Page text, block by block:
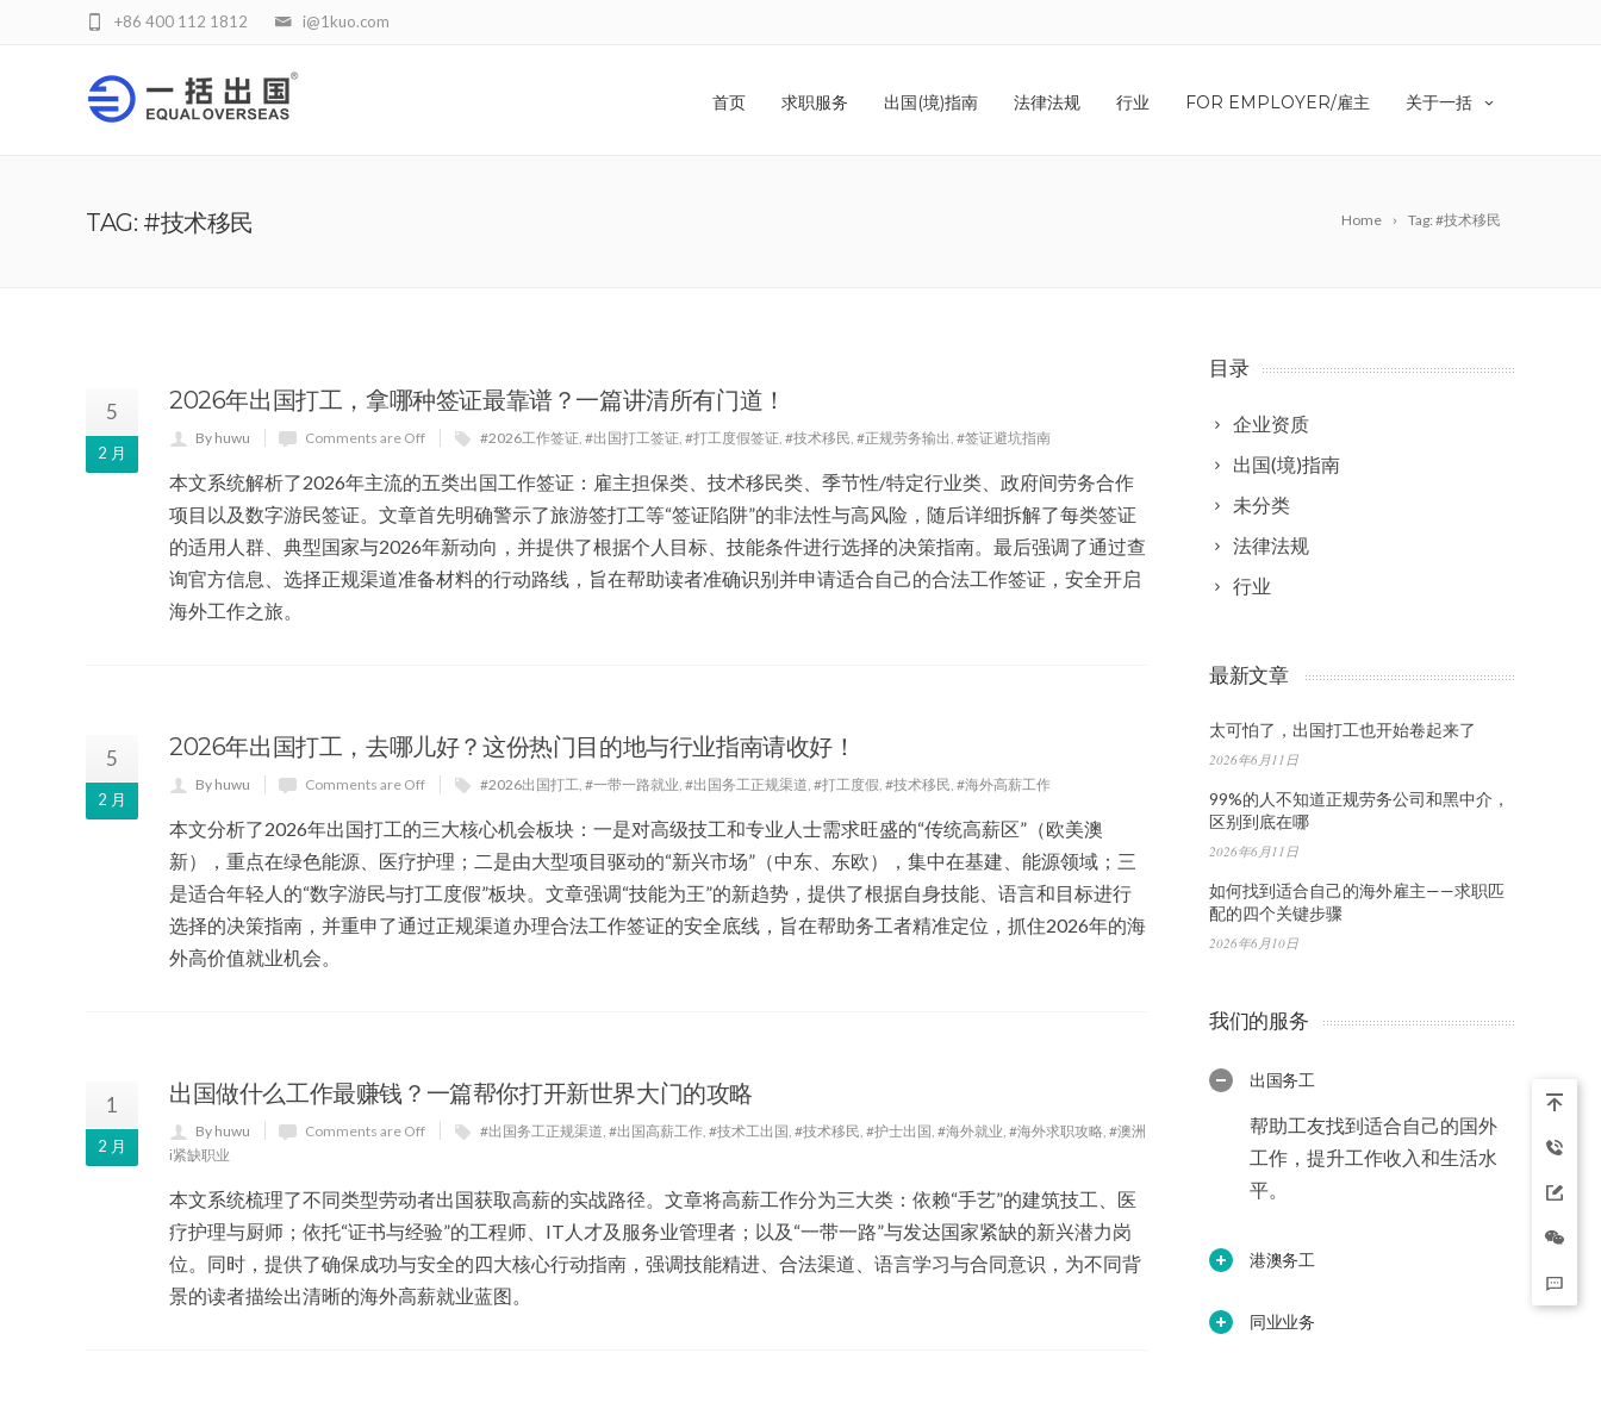
i@1kuo.com
+86 400 112 1812
首页 求职服务 出国(境)指南 法律法规 行业 FOR EMPLOYER/雇主 关于一括
Home Tag: #技术移民
TAG: #技术移民
5
2 月
2026年出国打工，拿哪种签证最靠谱？一篇讲清所有门道！
By huwu Comments are Off #2026工作签证, #出国打工签证, #打工度假签证, #技术移民, #正规劳务输出, #签证避坑指南
本文系统解析了2026年主流的五类出国工作签证：雇主担保类、技术移民类、季节性/特定行业类、政府间劳务合作
项目以及数字游民签证。文章首先明确警示了旅游签打工等“签证陷阱”的非法性与高风险，随后详细拆解了每类签证
的适用人群、典型国家与2026年新动向，并提供了根据个人目标、技能条件进行选择的决策指南。最后强调了通过查
询官方信息、选择正规渠道准备材料的行动路线，旨在帮助读者准确识别并申请适合自己的合法工作签证，安全开启
海外工作之旅。
5
2 月
2026年出国打工，去哪儿好？这份热门目的地与行业指南请收好！
By huwu Comments are Off #2026出国打工, #一带一路就业, #出国务工正规渠道, #打工度假, #技术移民, #海外高薪工作
本文分析了2026年出国打工的三大核心机会板块：一是对高级技工和专业人士需求旺盛的“传统高薪区”（欧美澳
新），重点在绿色能源、医疗护理；二是由大型项目驱动的“新兴市场”（中东、东欧），集中在基建、能源领域；三
是适合年轻人的“数字游民与打工度假”板块。文章强调“技能为王”的新趋势，提供了根据自身技能、语言和目标进行
选择的决策指南，并重申了通过正规渠道办理合法工作签证的安全底线，旨在帮助务工者精准定位，抓住2026年的海
外高价值就业机会。
1
2 月
出国做什么工作最赚钱？一篇帮你打开新世界大门的攻略
By huwu Comments are Off #出国务工正规渠道, #出国高薪工作, #技术工出国, #技术移民, #护士出国, #海外就业, #海外求职攻略, #澳洲
i紧缺职业
本文系统梳理了不同类型劳动者出国获取高薪的实战路径。文章将高薪工作分为三大类：依赖“手艺”的建筑技工、医
疗护理与厨师；依托“证书与经验”的工程师、IT人才及服务业管理者；以及“一带一路”与发达国家紧缺的新兴潜力岗
位。同时，提供了确保成功与安全的四大核心行动指南，强调技能精进、合法渠道、语言学习与合同意识，为不同背
景的读者描绘出清晰的海外高薪就业蓝图。
目录
企业资质
出国(境)指南
未分类
法律法规
行业
最新文章
太可怕了，出国打工也开始卷起来了
2026年6月11日
99%的人不知道正规劳务公司和黑中介，
区别到底在哪
2026年6月11日
如何找到适合自己的海外雇主——求职匹
配的四个关键步骤
2026年6月10日
我们的服务
出国务工
帮助工友找到适合自己的国外
工作，提升工作收入和生活水
平。
港澳务工
同业业务